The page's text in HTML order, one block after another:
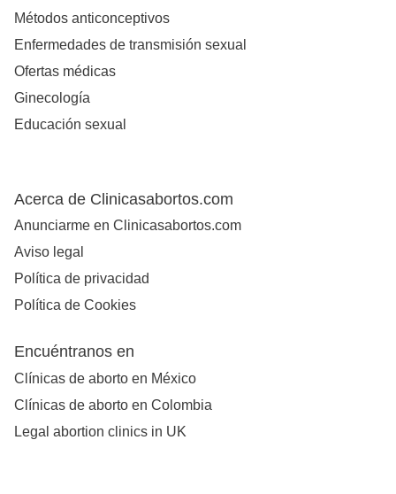
Métodos anticonceptivos
Enfermedades de transmisión sexual
Ofertas médicas
Ginecología
Educación sexual
Acerca de Clinicasabortos.com
Anunciarme en Clinicasabortos.com
Aviso legal
Política de privacidad
Política de Cookies
Encuéntranos en
Clínicas de aborto en México
Clínicas de aborto en Colombia
Legal abortion clinics in UK